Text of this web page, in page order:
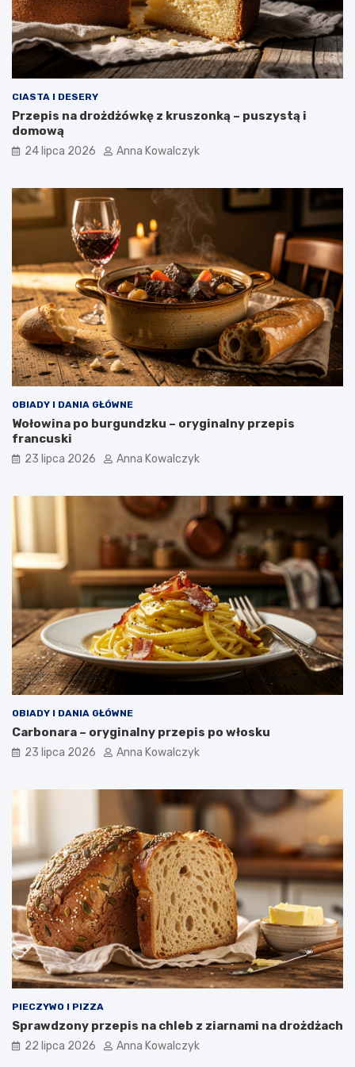
CIASTA I DESERY
Przepis na drożdżówkę z kruszonką – puszystą i
domową
24 lipca 2026 Anna Kowalczyk
OBIADY I DANIA GŁÓWNE
Wołowina po burgundzku – oryginalny przepis
francuski
23 lipca 2026 Anna Kowalczyk
OBIADY I DANIA GŁÓWNE
Carbonara – oryginalny przepis po włosku
23 lipca 2026 Anna Kowalczyk
PIECZYWO I PIZZA
Sprawdzony przepis na chleb z ziarnami na drożdżach
22 lipca 2026 Anna Kowalczyk